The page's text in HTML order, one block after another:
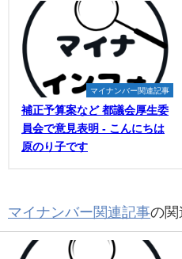
マイナンバー関連記事
補正予算案など 都議会厚生委
員会で意見表明 - こんにちは
原のり子です
マイナンバー関連記事の関